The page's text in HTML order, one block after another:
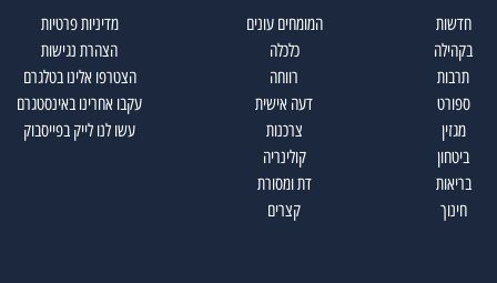
חדשות
בקהילה
תרבות
ספורט
מגזין
ביטחון
בריאות
חינוך
המומחים עונים
כלכלה
רווחה
דעה אישית
צרכנות
קולינריה
דת ומסורת
קצרים
מדיניות פרטיות
הצהרת נגישות
הצטרפו אלינו בטלגרם
עקבו אחרינו באינסטגרם
עשו לנו לייק בפייסבוק